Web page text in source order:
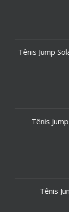
Tênis Jump
Tênis
Tênis